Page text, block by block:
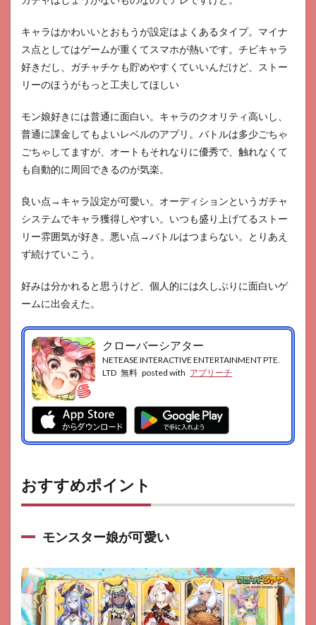
キャラはかわいいとおもうが設定はよくあるタイプ。マイナ
ス点としてはゲームが重くてスマホが熱いです。チビキャラ
好きだし、ガチャチケも貯めやすくていいんだけど、ストー
リーのほうがもっと工夫してほしい
モン娘好きには普通に面白い。キャラのクオリティ高いし、
普通に課金してもよいレベルのアプリ。バトルは多少ごちゃ
ごちゃしてますが、オートもそれなりに優秀で、触れなくて
も自動的に周回できるのが気楽。
良い点→キャラ設定が可愛い。オーディションというガチャ
システムでキャラ獲得しやすい。いつも盛り上げてるストー
リー雰囲気が好き。悪い点→バトルはつまらない。とりあえ
ず続けていこう。
好みは分かれると思うけど、個人的には久しぶりに面白いゲ
ームに出会えた。
クローバーシアター
NETEASE INTERACTIVE ENTERTAINMENT PTE.
LTD 無料 posted with アプリーチ
おすすめポイント
モンスター娘が可愛い